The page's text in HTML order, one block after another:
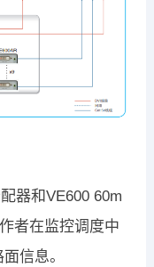
器和VE600 60m
者在监控调度中
信息。